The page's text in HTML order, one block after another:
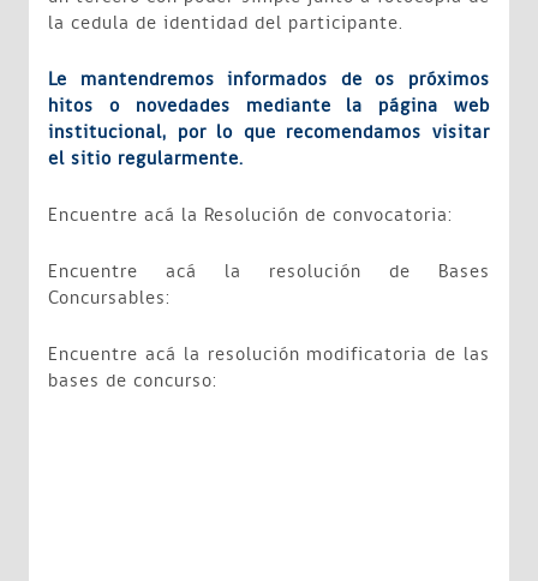
la cedula de identidad del participante.
Le mantendremos informados de os próximos
hitos o novedades mediante la página web
institucional, por lo que recomendamos visitar
el sitio regularmente.
Encuentre acá la Resolución de convocatoria:
Encuentre acá la resolución de Bases
Concursables:
Encuentre acá la resolución modificatoria de las
bases de concurso: